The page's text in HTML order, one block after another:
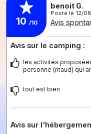
10 /10
benoit G.
Posté le 12/
Avis
Avis sur le camping :
les activités
personne (maud) qui
tout est bien
Avis sur